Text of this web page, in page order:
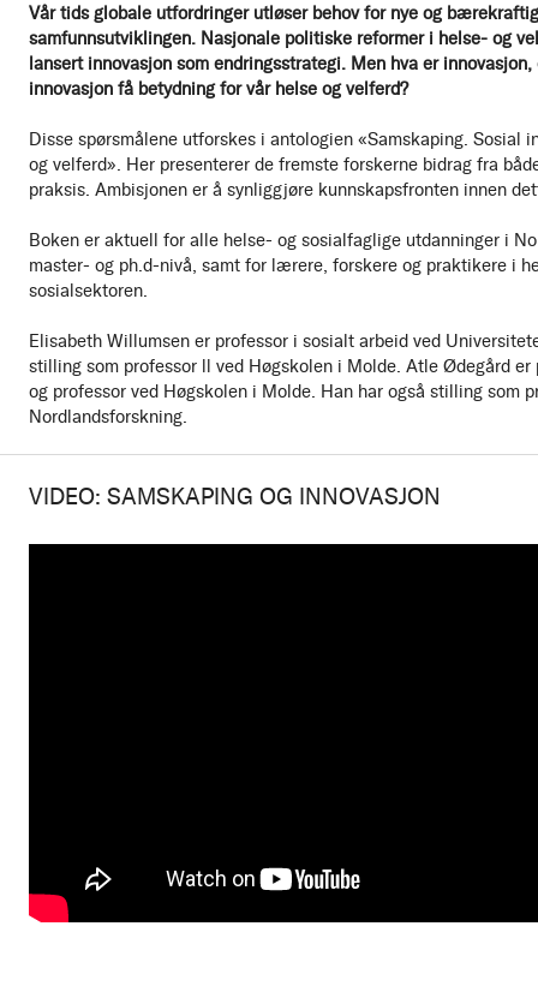
VIDEO: SAMSKAPING OG INNOVASJON
Vår tids globale utfordringer utløser behov for nye og
samfunnsutviklingen. Nasjonale politiske reformer i helse- og
lansert innovasjon som endringsstrategi. Men hva er innovasjon,
innovasjon få betydning for vår helse og velferd?
Disse spørsmålene utforskes i antologien «Samskaping. Sosial
og velferd». Her presenterer de fremste forskerne bidrag fra
praksis. Ambisjonen er å synliggjøre kunnskapsfronten innen
Boken er aktuell for alle helse- og sosialfaglige utdanninger i
master- og ph.d-nivå, samt for lærere, forskere og praktikere i
sosialsektoren.
Elisabeth Willumsen er professor i sosialt arbeid ved
stilling som professor ll ved Høgskolen i Molde. Atle Ødegård er
og professor ved Høgskolen i Molde. Han har også stilling som
Nordlandsforskning.